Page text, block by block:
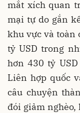
mắt xích quan
mại tự do gắn
khu vực và toàn
tỷ USD trong
hơn 430 tỷ
Liên hợp quốc
câu chuyện
đói giảm